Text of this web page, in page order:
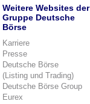
Weitere Websites der
Gruppe Deutsche
Börse
Karriere
Presse
Deutsche Börse
(Listing und Trading)
Deutsche Börse Group
Eurex